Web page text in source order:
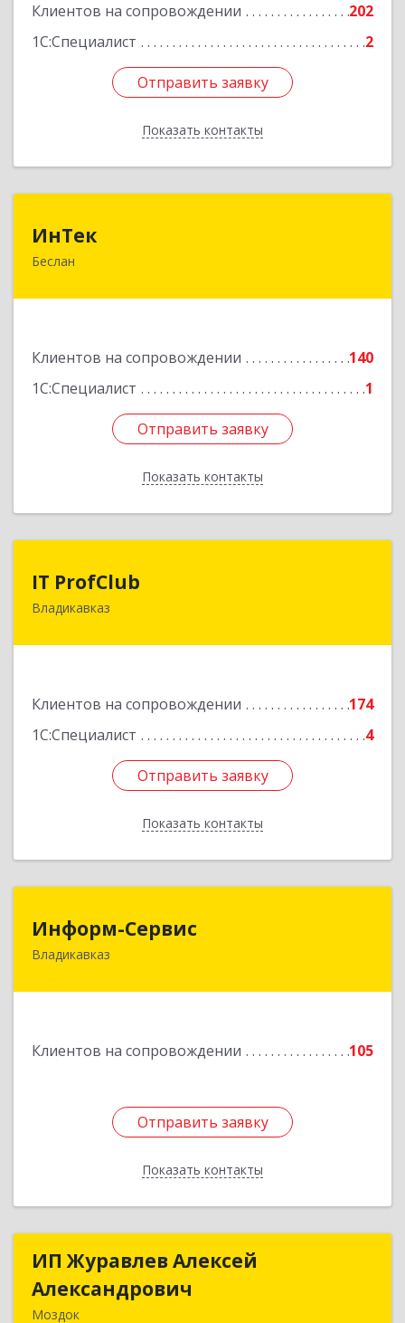
Клиентов на сопровождении
202
1С:Специалист
2
Отправить заявку
Показать контакты
Отправить заявку
Назад
ИнТек
Беслан
Клиентов на сопровождении
140
1С:Специалист
1
Отправить заявку
Показать контакты
Подробнее
Отправить заявку
Назад
IT ProfClub
Владикавказ
Клиентов на сопровождении
174
1С:Специалист
4
Отправить заявку
Показать контакты
362045, Северная Осетия - Алания Респ,
Подробнее
Отправить заявку
Назад
Информ-Сервис
Владикавказ
Клиентов на сопровождении 105
Отправить заявку
Показать контакты
362020, Северная Осетия - Алания Респ,
Отправить заявку
Назад
ИП Журавлев Алексей
Александрович
Моздок
ИП Журавлев Алексей